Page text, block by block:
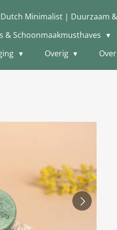
Minimalist | Duurzaam
& Schoonmaakmusthaves
Overig